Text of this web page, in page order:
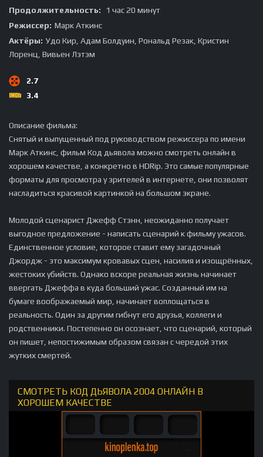
Продолжительность:
1 час 20 минут
Режиссер: Марк Аткинс
Актёры: Удо Кир, Адам Болдуин, Рональд Резак, Кристин
Лоренц, Вивьен Лэтэм
2.7
3.4
Описание фильма:
Снятый и выпущенный под руководством режиссера по имени
Марк Аткинс, фильм Код дьявола можно смотреть онлайн в
хорошем качестве, а конкретно в HDRip. Это самые популярные
форматы для просмотра у зрителей в интернете, они позволят
насладиться красивой картинкой на большом экране.
Молодой сценарист Джефф Стэнн, неожиданно получает
выгодное предложение - написать сценарий к фильму ужасов.
Единственное условие, которое ставит ему загадочный
Джордж - это максимум кровавых сцен, насилия и изощрённых,
жестоких убийств. Однако вскоре реальная жизнь начинает
ввергать Джеффа в куда больший ужас. Созданный им на
бумаге воображаемый мир, начинает воплощаться в
реальность. Один за другим гибнут его друзья, коллеги и
родственники. Постепенно он осознает, что сценарий, который
он пишет, непостижимым образом связан с чередой этих
жутких смертей.
СМОТРЕТЬ КОД ДЬЯВОЛА 2004 ОНЛАЙН В
ХОРОШЕМ КАЧЕСТВЕ